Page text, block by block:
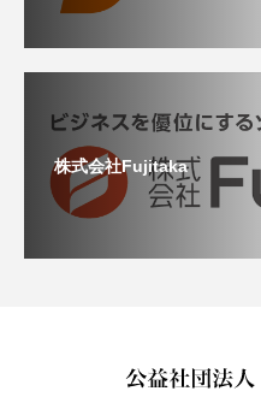
株式会社Fujitaka